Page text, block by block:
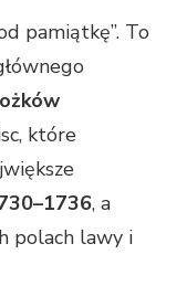
pamiątkę”. To
które
, a
polach lawy i